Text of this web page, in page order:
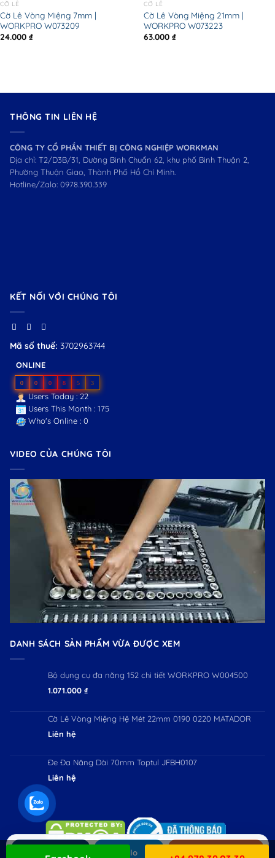
CỜ LÊ
Cờ Lê Vòng Miệng 7mm |
WORKPRO W073209
24.000 ₫
CỜ LÊ
Cờ Lê Vòng Miệng 21mm |
WORKPRO W073223
63.000 ₫
Zalo
THÔNG TIN LIÊN HỆ
CÔNG TY CỔ PHẦN THIẾT BỊ CÔNG NGHIỆP WORKMAN
Địa chỉ: T2/D3B/31, Đường Bình Chuẩn 62, khu phố Bình Thuận 2,
Phường Thuận Giao, Thành Phố Hồ Chí Minh.
Hotline/Zalo: 0978.390.339
KẾT NỐI VỚI CHÚNG TÔI
Mã số thuế: 3702963744
ONLINE
0 0 0 8 5 3
Users Today : 22
Users This Month : 175
Who's Online : 0
VIDEO CỦA CHÚNG TÔI
DANH SÁCH SẢN PHẨM VỪA ĐƯỢC XEM
Bộ dụng cụ đa năng 152 chi tiết WORKPRO W004500
1.071.000 ₫
Cờ Lê Vòng Miệng Hệ Mét 22mm 0190 0220 MATADOR
Liên hệ
Đe Đa Năng Dài 70mm Toptul JFBH0107
Liên hệ